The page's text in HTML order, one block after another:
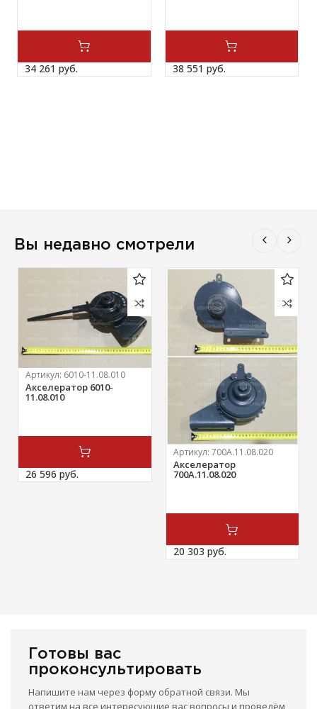
34 261 руб. 38 551 руб.
Вы недавно смотрели
Артикул: 6010-11.08.010
Акселератор 6010-
11.08.010
26 596 руб.
Артикул: 700А.11.08.020
Акселератор
700А.11.08.020
20 303 руб.
Готовы вас
проконсультировать
Напишите нам через форму обратной связи. Мы
ответим на все интересующие вас вопросы и проведём